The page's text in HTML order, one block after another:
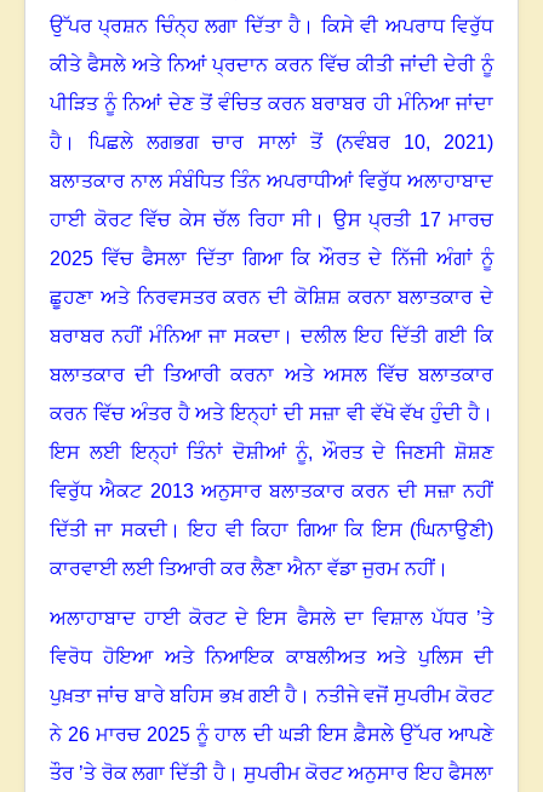
ਉੱਪਰ ਪ੍ਰਸ਼ਨ ਚਿੰਨ੍ਹ ਲਗਾ ਦਿੱਤਾ ਹੈ । ਕਿਸੇ ਵੀ ਅਪਰਾਧ ਵਿਰੁੱਧ
ਕੀਤੇ ਫੈਸਲੇ ਅਤੇ ਨਿਆਂ ਪ੍ਰਦਾਨ ਕਰਨ ਵਿੱਚ ਕੀਤੀ ਜਾਂਦੀ ਦੇਰੀ ਨੂੰ
ਪੀੜਿਤ ਨੂੰ ਨਿਆਂ ਦੇਣ ਤੋਂ ਵੰਚਿਤ ਕਰਨ ਬਰਾਬਰ ਹੀ ਮੰਨਿਆ ਜਾਂਦਾ
ਹੈ ।ਪਿਛਲੇ ਲਗਭਗ ਚਾਰ ਸਾਲਾਂ ਤੋਂ (ਨਵੰਬਰ 10, 2021)
ਬਲਾਤਕਾਰ ਨਾਲ ਸੰਬੰਧਿਤ ਤਿੰਨ ਅਪਰਾਧੀਆਂ ਵਿਰੁੱਧ ਅਲਾਹਾਬਾਦ
ਹਾਈ ਕੋਰਟ ਵਿੱਚ ਕੇਸ ਚੱਲ ਰਿਹਾ ਸੀ। ਉਸ ਪ੍ਰਤੀ 17 ਮਾਰਚ
2025 ਵਿੱਚ ਫੈਸਲਾ ਦਿੱਤਾ ਗਿਆ ਕਿ ਔਰਤ ਦੇ ਨਿੱਜੀ ਅੰਗਾਂ ਨੂੰ
ਛੂਹਣਾ ਅਤੇ ਨਿਰਵਸਤਰ ਕਰਨ ਦੀ ਕੋਸ਼ਿਸ਼ ਕਰਨਾ ਬਲਾਤਕਾਰ ਦੇ
ਬਰਾਬਰ ਨਹੀਂ ਮੰਨਿਆ ਜਾ ਸਕਦਾ ।ਦਲੀਲ ਇਹ ਦਿੱਤੀ ਗਈ ਕਿ
ਬਲਾਤਕਾਰ ਦੀ ਤਿਆਰੀ ਕਰਨਾ ਅਤੇ ਅਸਲ ਵਿੱਚ ਬਲਾਤਕਾਰ
ਕਰਨ ਵਿੱਚ ਅੰਤਰ ਹੈ ਅਤੇ ਇਨ੍ਹਾਂ ਦੀ ਸਜ਼ਾ ਵੀ ਵੱਖੋ ਵੱਖ ਹੁੰਦੀ ਹੈ।
ਇਸ ਲਈ ਇਨ੍ਹਾਂ ਤਿੰਨਾਂ ਦੋਸ਼ੀਆਂ ਨੂੰ, ਔਰਤ ਦੇ ਜਿਣਸੀ ਸ਼ੋਸ਼ਣ
ਵਿਰੁੱਧ ਐਕਟ 2013 ਅਨੁਸਾਰ ਬਲਾਤਕਾਰ ਕਰਨ ਦੀ ਸਜ਼ਾ ਨਹੀਂ
ਦਿੱਤੀ ਜਾ ਸਕਦੀ।ਇਹ ਵੀ ਕਿਹਾ ਗਿਆ ਕਿ ਇਸ (ਘਿਨਾਉਣੀ)
ਕਾਰਵਾਈ ਲਈ ਤਿਆਰੀ ਕਰ ਲੈਣਾ ਐਨਾ ਵੱਡਾ ਜੁਰਮ ਨਹੀਂ।
ਅਲਾਹਾਬਾਦ ਹਾਈ ਕੋਰਟ ਦੇ ਇਸ ਫੈਸਲੇ ਦਾ ਵਿਸ਼ਾਲ ਪੱਧਰ ’ਤੇ
ਵਿਰੋਧ ਹੋਇਆ ਅਤੇ ਨਿਆਇਕ ਕਾਬਲੀਅਤ ਅਤੇ ਪੁਲਿਸ ਦੀ
ਪੁਖ਼ਤਾ ਜਾਂਚ ਬਾਰੇ ਬਹਿਸ ਭਖ਼ ਗਈ ਹੈ ।ਨਤੀਜੇ ਵਜੋਂ ਸੁਪਰੀਮ ਕੋਰਟ
ਨੇ 26 ਮਾਰਚ 2025 ਨੂੰ ਹਾਲ ਦੀ ਘੜੀ ਇਸ ਫ਼ੈਸਲੇ ਉੱਪਰ ਆਪਣੇ
ਤੌਰ ’ਤੇ ਰੋਕ ਲਗਾ ਦਿੱਤੀ ਹੈ। ਸੁਪਰੀਮ ਕੋਰਟ ਅਨੁਸਾਰ ਇਹ ਫੈਸਲਾ